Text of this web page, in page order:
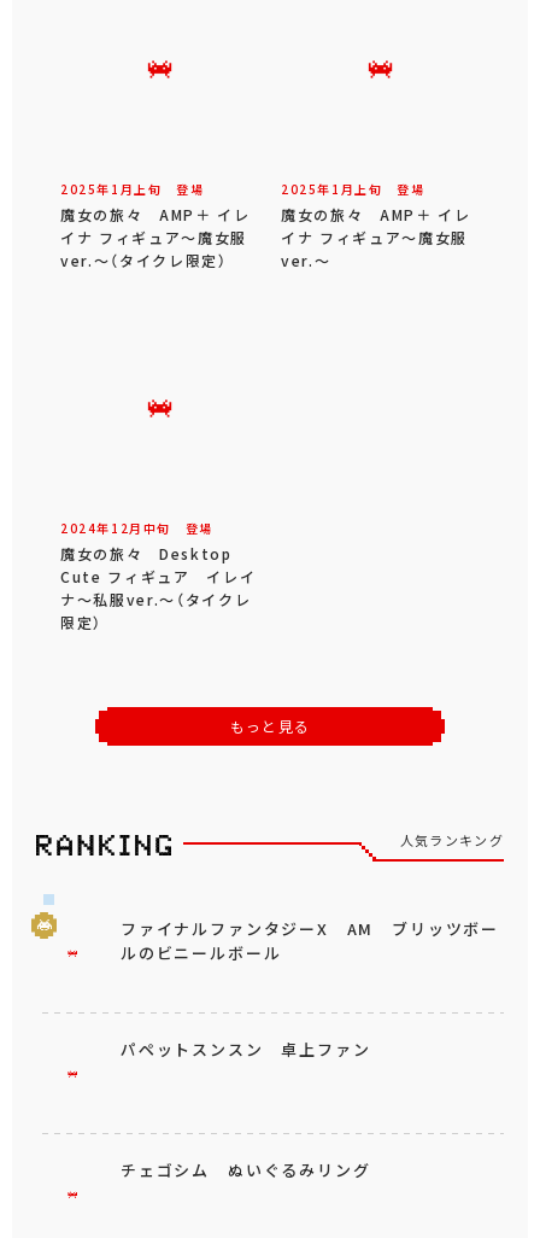
2025年 1 月 上旬 登場
魔女の旅々 AMP＋ イレ
イナ フィギュア～魔女服
ver.～（タイクレ限定）
2025年 1 月 上旬 登場
魔女の旅々 AMP＋ イレ
イナ フィギュア～魔女服
ver.～
2024年 12 月 中旬 登場
魔女の旅々 Desktop
Cute フィギュア イレイ
ナ～私服ver.～（タイクレ
限定）
もっと見る
人気ランキング
ファイナルファンタジーX AM ブリッツボー
ルのビニールボール
パペットスンスン 卓上ファン
チェゴシム ぬいぐるみリング